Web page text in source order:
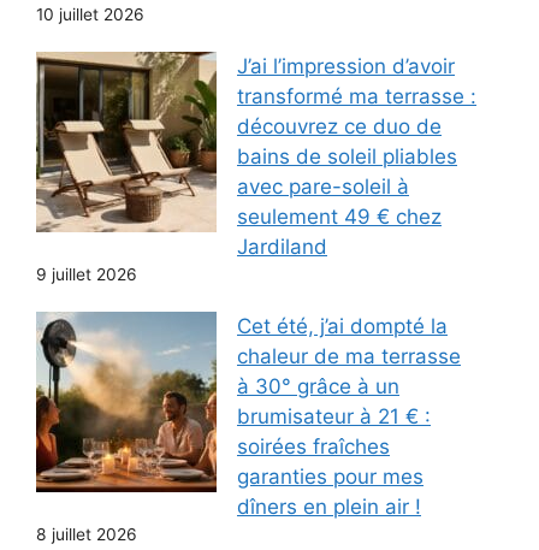
10 juillet 2026
J’ai l’impression d’avoir
transformé ma terrasse :
découvrez ce duo de
bains de soleil pliables
avec pare-soleil à
seulement 49 € chez
Jardiland
9 juillet 2026
Cet été, j’ai dompté la
chaleur de ma terrasse
à 30° grâce à un
brumisateur à 21 € :
soirées fraîches
garanties pour mes
dîners en plein air !
8 juillet 2026